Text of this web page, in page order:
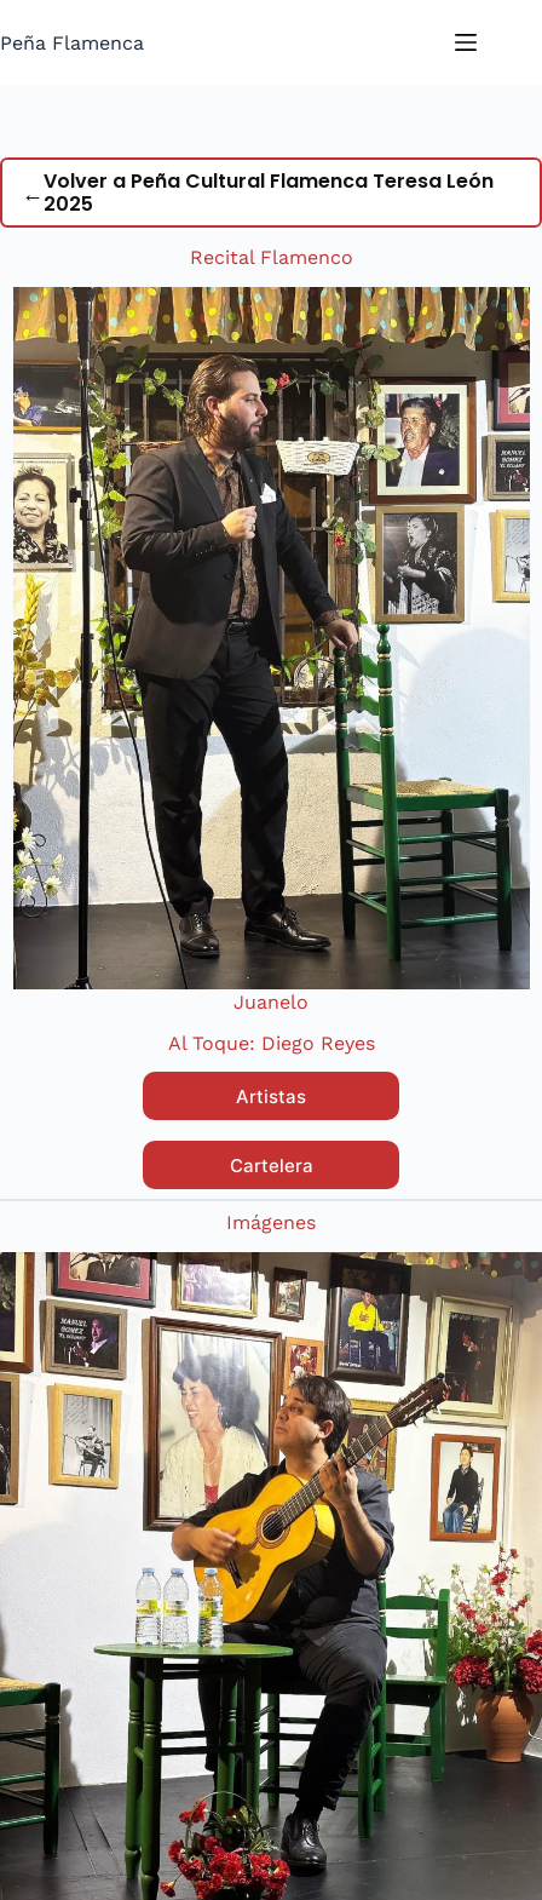
al
Peña Flamenca
←Volver a Peña Cultural Flamenca Teresa León
2025
Recital Flamenco
Juanelo
Al Toque: Diego Reyes
Artistas
Cartelera
Imágenes